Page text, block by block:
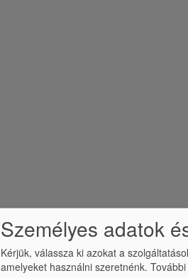
Személyes adatok
Kérjük, válassza ki azokat a
amelyeket használni szeretnénk.